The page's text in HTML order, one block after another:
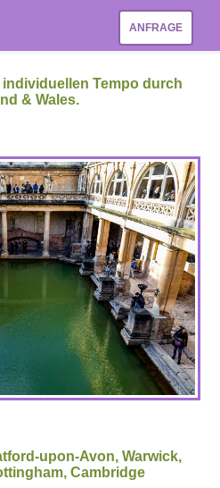
ANFRAGE
individuellen Tempo durch
& Wales.
upon-Avon, Warwick,
Cambridge